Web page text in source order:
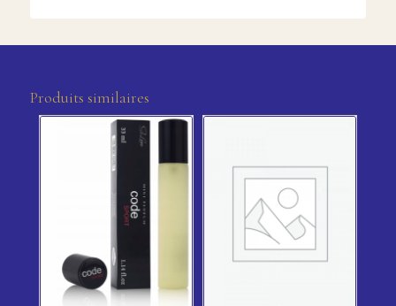
Produits similaires